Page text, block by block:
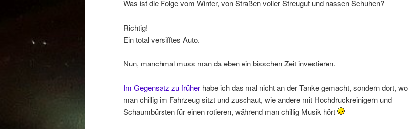
Was ist die Folge vom Winter, von Straßen voller Streugut und nassen Schuhen?
Richtig!
Ein total versifftes Auto.
Nun, manchmal muss man da eben ein bisschen Zeit investieren.
Im Gegensatz zu früher habe ich das mal nicht an der Tanke gemacht, sondern dort, wo
man chillig im Fahrzeug sitzt und zuschaut, wie andere mit Hochdruckreinigern und
Schaumbürsten für einen rotieren, während man chillig Musik hört